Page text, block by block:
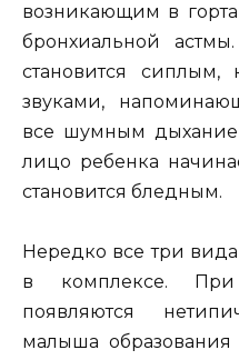
возникающим в
бронхиальной
становится сиплым,
звуками,
все шумным
лицо ребенка
становится бледным.
Нередко все три
в комплексе.
появляются
малыша образования